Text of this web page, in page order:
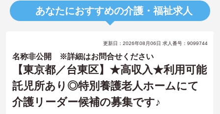
あなたにおすすめの介護・福祉求人
更新日：2026年08月06日 求人番号：9099744
名称非公開 ※詳細はお問合せください
【東京都／台東区】★高収入★利用可能
託児所あり◎特別養護老人ホームにて
介護リーダー候補の募集です♪